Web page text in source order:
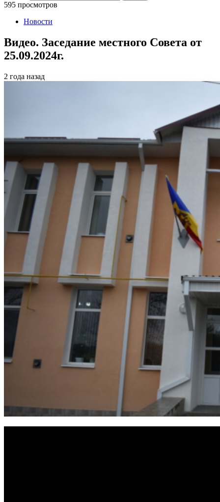
595 просмотров
Новости
Видео. Заседание местного Совета от
25.09.2024г.
2 года назад